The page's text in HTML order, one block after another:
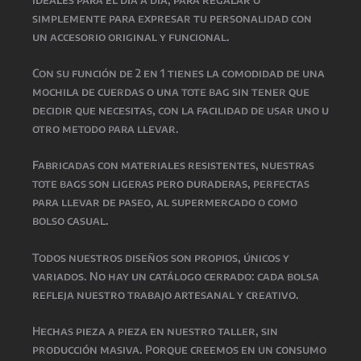
simplemente para expresar tu personalidad con
un accesorio original y funcional.
Con su función de 2 en 1 tienes la comodidad de una
mochila de cuerdas o una tote bag sin tener que
decidir que necesitas, con la facilidad de usar uno u
otro metodo para llevar.
Fabricadas con materiales resistentes, nuestras
tote bags son ligeras pero duraderas, perfectas
para llevar de paseo, al supermercado o como
bolso casual.
Todos nuestros diseños son propios, únicos y
variados. No hay un catálogo cerrado: cada bolsa
refleja nuestro trabajo artesanal y creativo.
Hechas pieza a pieza en nuestro taller, sin
producción masiva. Porque creemos en un consumo